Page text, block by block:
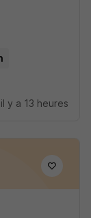
il y a 13 heures